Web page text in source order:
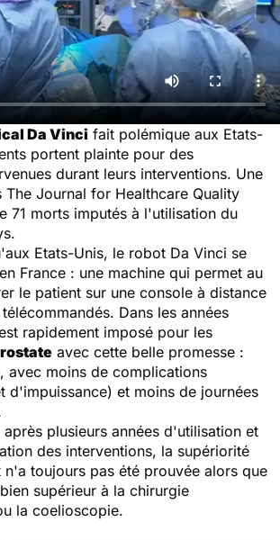
Da Vinci fait polémique aux Etats-
portent plainte pour des
durant leurs interventions. Une
The Journal for Healthcare Quality
71 morts imputés à l'utilisation du
Etats-Unis, le robot Da Vinci se
France : une machine qui permet au
le patient sur une console à distance
Dans les années
rapidement imposé pour les
avec cette belle promesse :
avec moins de complications
d'impuissance) et moins de journées
plusieurs années d'utilisation et
des interventions, la supériorité
toujours pas été prouvée alors que
supérieur à la chirurgie
la coelioscopie.